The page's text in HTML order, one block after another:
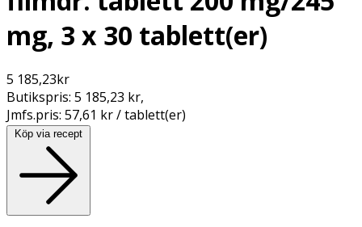
mg, 3 x 30 tablett(er)
5 185,23kr
Butikspris: 5 185,23 kr,
Jmfs.pris: 57,61 kr / tablett(er)
Köp via recept